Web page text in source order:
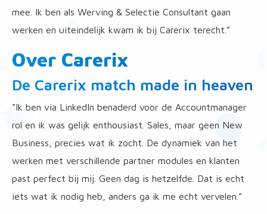
mee. Ik ben als Werving & Selectie Consultant gaan
werken en uiteindelijk kwam ik bij Carerix terecht.”
Over Carerix
De Carerix match made in heaven
”Ik ben via LinkedIn benaderd voor de Accountmanager
rol en ik was gelijk enthousiast. Sales, maar geen New
Business, precies wat ik zocht. De dynamiek van het
werken met verschillende partner modules en klanten
past perfect bij mij. Geen dag is hetzelfde. Dat is echt
iets wat ik nodig heb, anders ga ik me echt vervelen.”